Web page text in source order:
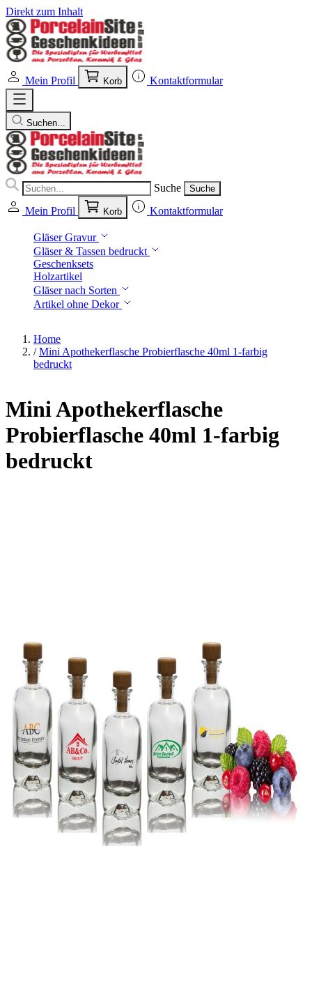
Direkt zum Inhalt
Mein Profil Korb Kontaktformular
Suchen...
Suche Suche
Mein Profil Korb Kontaktformular
Gläser Gravur
Gläser & Tassen bedruckt
Geschenksets
Holzartikel
Gläser nach Sorten
Artikel ohne Dekor
Home
/ Mini Apothekerflasche Probierflasche 40ml 1-farbig
bedruckt
Mini Apothekerflasche
Probierflasche 40ml 1-farbig
bedruckt